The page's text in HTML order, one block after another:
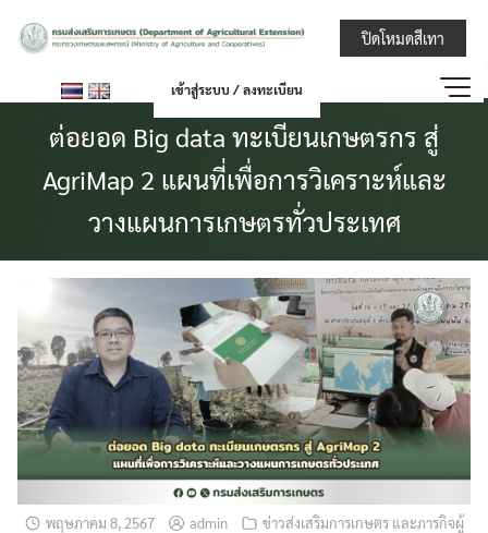
กรมส่งเสริมกา
เข้าสู่ระบบ / ลงทะเบียน
ต่อยอด Big data ทะเบียนเกษตรกร สู่
AgriMap 2 แผนที่เพื่อการวิเคราะห์และ
วางแผนการเกษตรทั่วประเทศ
พฤษภาคม 8, 2567 admin
ข่าวส่งเสริมการเกษตร และภารกิจผู้
ปิดโหมดสีเทา